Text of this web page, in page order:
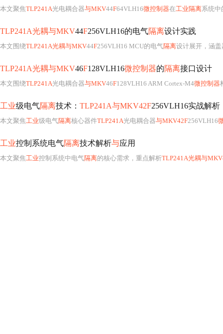
本文聚焦TLP241A光电耦合器与MKV44F64VLH16微控制器在工业隔离系统中
TLP241A光耦与MKV44F256VLH16的电气隔离设计实践
本文围绕TLP241A光耦与MKV44F256VLH16 MCU的电气隔离设计展开，涵
TLP241A光耦与MKV46F128VLH16微控制器的隔离接口设计
本文围绕TLP241A光电耦合器与MKV46F128VLH16 ARM Cortex-M4微控制器
工业级电气隔离技术： TLP241A与MKV42F256VLH16实战解析
本文聚焦工业级电气隔离核心器件TLP241A光电耦合器与MKV42F256VLH16
工业控制系统电气隔离技术解析与应用
本文聚焦工业控制系统中电气隔离的核心需求，重点解析TLP241A光耦与